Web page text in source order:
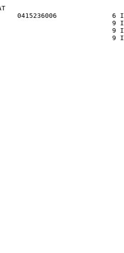
0415236006              6
9
9
9